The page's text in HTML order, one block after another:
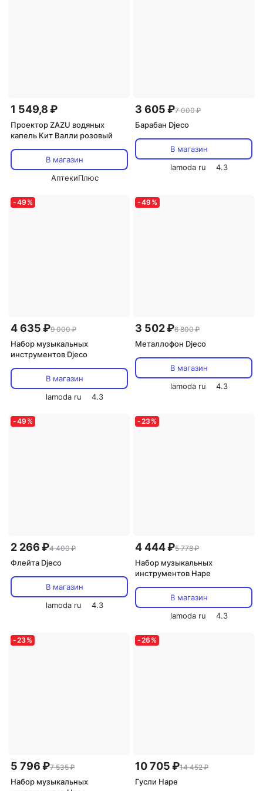
1 549,8 ₽
Проектор ZAZU водяных
капель Кит Валли розовый
В магазин
АптекиПлюс
3 605 ₽7 000 ₽
Барабан Djeco
В магазин
lamoda ru
4.3
-49 %
4 635 ₽9 000 ₽
Набор музыкальных
инструментов Djeco
В магазин
lamoda ru
4.3
-49 %
3 502 ₽6 800 ₽
Металлофон Djeco
В магазин
lamoda ru
4.3
-49 %
2 266 ₽4 400 ₽
Флейта Djeco
В магазин
lamoda ru
4.3
-23 %
4 444 ₽5 778 ₽
Набор музыкальных
инструментов Hape
В магазин
lamoda ru
4.3
-23 %
5 796 ₽7 535 ₽
Набор музыкальных
-26 %
10 705 ₽14 452 ₽
Гусли Hape